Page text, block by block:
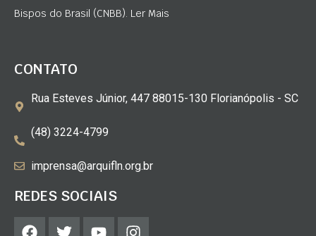
Bispos do Brasil (CNBB). Ler Mais
CONTATO
Rua Esteves Júnior, 447 88015-130 Florianópolis - SC
(48) 3224-4799
imprensa@arquifln.org.br
REDES SOCIAIS